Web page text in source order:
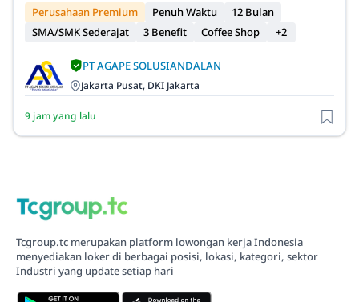
Perusahaan Premium Penuh Waktu
12 Bulan
SMA/SMK Sederajat
3 Benefit Coffee Shop +2
PT AGAPE SOLUSIANDALAN
Jakarta Pusat, DKI Jakarta
9 jam yang lalu
Tcgroup.tc merupakan platform lowongan kerja Indonesia
menyediakan loker di berbagai posisi, lokasi, kategori, sektor
Industri yang update setiap hari